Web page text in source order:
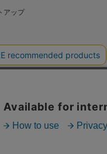
アップ
SHEL’TTER GREEN
RIGHTS RESERVED.